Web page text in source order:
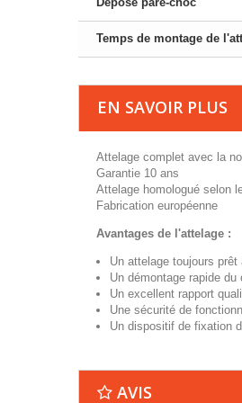
Temps de montage de
EN SAVOIR PLUS
Attelage complet avec la
Garantie 10 ans
Attelage homologué selon
Fabrication européenne
Avantages de l'attelage :
Un attelage toujours prêt
Un démontage rapide
Un excellent rapport
Une sécurité de
Un dispositif de fixation
AVIS